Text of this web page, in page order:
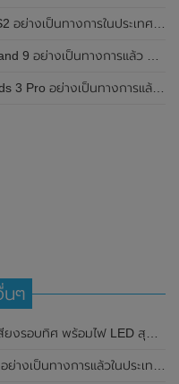
, แบตเตอรี่ขนาดใหญ่ใช้งานได้นาน 20 วัน และรองรับคำสั่งเสียง Super AI Engine ที่ขับเคลื่อนโดย ChatGPT
ว , ตัวเรือนเป็นโลหะ และแบตเตอรี่สุดอึดสามารถใช้งานได้นานถึง 21 วัน
ารถลดเสียงรบกวนได้ 49dB และแบตเตอรี่สุดอึดใช้งานได้นานสูงสุดถึง 44 ชั่วโมง
นๆ
บทิศ พร้อมไฟ LED สุดอลังการ
ผล IMAX Enhanced ขนาด 13 นิ้ว และใช้ชิปเซ็ต Snapdragon 888